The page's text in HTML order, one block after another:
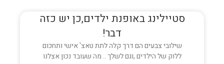
סטיילינג באופנת ילדים,כן יש כזה
דבר!
שילובי צבעים הם דרך קלה לתת טאצ' אישי ותחכום
ללוק של הילדים ,וגם לשלך .. מה שעובד נכון אצלנו